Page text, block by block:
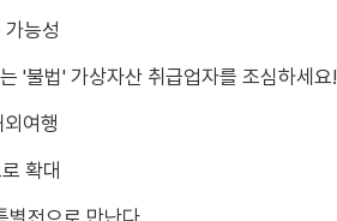
가능성
'불법' 가상자산 취급업자를 조심하세요!
여행
확대